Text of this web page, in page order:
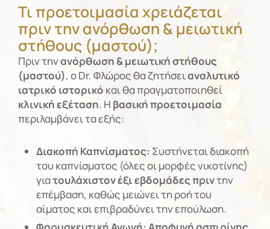
Τι προετοιμασία χρειάζεται
πριν την ανόρθωση & μειωτική
στήθους (μαστού);
Πριν τηνανόρθωση & μειωτική στήθους
(μαστού), ο Dr. Φλώρος θα ζητήσειαναλυτικό
ιατρικό ιστορικό και θα πραγματοποιηθεί
κλινική εξέταση. Η βασική προετοιμασία
περιλαμβάνει τα εξής:
Διακοπή Καπνίσματος: Συστήνεται διακοπή
του καπνίσματος (όλες οι μορφές νικοτίνης)
γιατουλάχιστον έξι εβδομάδες πριντην
επέμβαση, καθώς μειώνει τη ροή του
αίματος και επιβραδύνει την επούλωση.